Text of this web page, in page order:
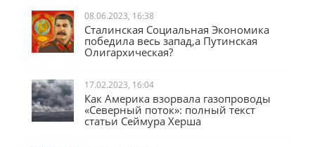
08.06.2023, 16:38
Сталинская Социальная Экономика
победила весь запад,а Путинская
Олигархическая?
17.02.2023, 16:04
Как Америка взорвала газопроводы
«Северный поток»: полный текст
статьи Сеймура Херша